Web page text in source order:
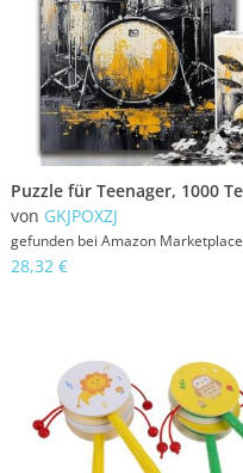
von GKJPOXZJ
gefunden bei Amazon Marketplace
28,32 €